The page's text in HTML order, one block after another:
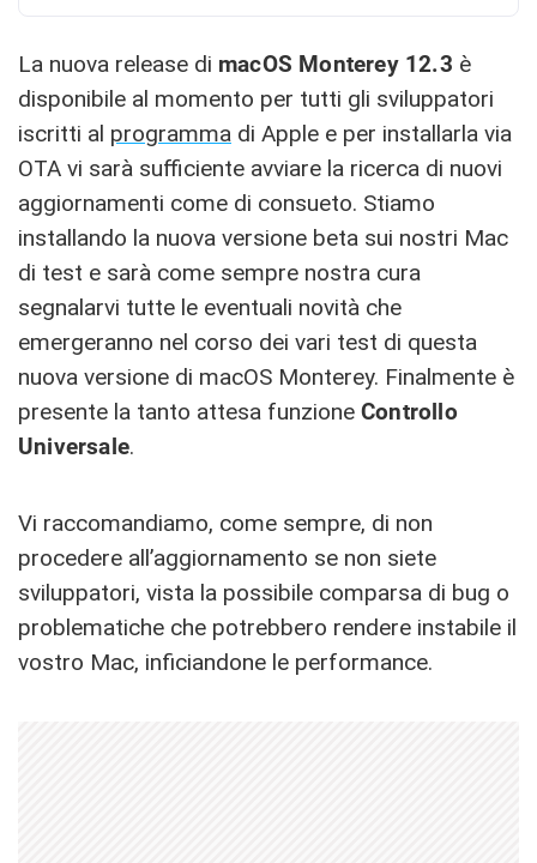
La nuova release di macOS Monterey 12.3 è
disponibile al momento per tutti gli sviluppatori
iscritti al programma di Apple e per installarla via
OTA vi sarà sufficiente avviare la ricerca di nuovi
aggiornamenti come di consueto. Stiamo
installando la nuova versione beta sui nostri Mac
di test e sarà come sempre nostra cura
segnalarvi tutte le eventuali novità che
emergeranno nel corso dei vari test di questa
nuova versione di macOS Monterey. Finalmente è
presente la tanto attesa funzione Controllo
Universale.
Vi raccomandiamo, come sempre, di non
procedere all’aggiornamento se non siete
sviluppatori, vista la possibile comparsa di bug o
problematiche che potrebbero rendere instabile il
vostro Mac, inficiandone le performance.